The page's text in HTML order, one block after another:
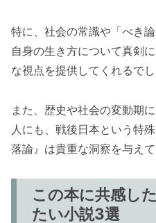
特に、社会の常識や「べき
自身の生き方について真剣
な視点を提供してくれるでし
また、歴史や社会の変動期
人にも、戦後日本という特
落論』は貴重な洞察を与えて
この本に共感し
たい小説3選